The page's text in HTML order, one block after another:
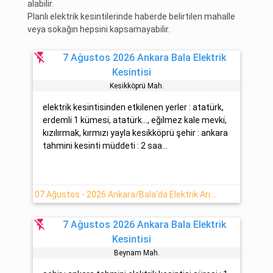
alabilir.
Planlı elektrik kesintilerinde haberde belirtilen mahalle
veya sokağın hepsini kapsamayabilir.
flash_off
7 Ağustos 2026 Ankara Bala Elektrik
Kesintisi
Kesi̇kköprü Mah.
elektrik kesintisinden etkilenen yerler : atatürk,
erdemli̇ 1 kümesi̇, atatürk..., eği̇lmez kale mevki̇,
kızılırmak, kırmızı yayla kesi̇kköprü şehir : ankara
tahmini kesinti müddeti : 2 saa...
flash_off
7 Ağustos 2026 Ankara Bala Elektrik
Kesintisi
Beynam Mah.